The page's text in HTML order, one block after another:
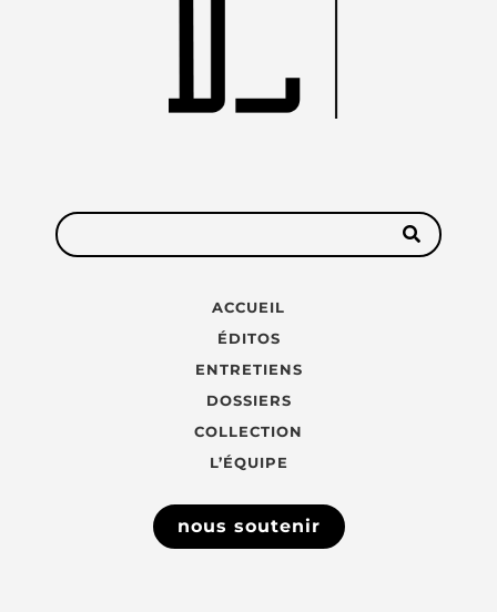
ACCUEIL
ÉDITOS
ENTRETIENS
DOSSIERS
COLLECTION
L’ÉQUIPE
nous soutenir